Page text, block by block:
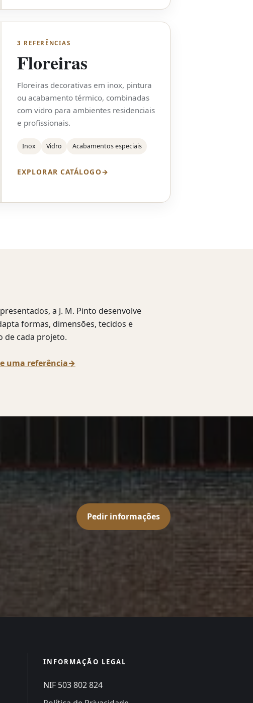
3 REFERÊNCIAS
Floreiras
Floreiras decorativas em inox, pintura
ou acabamento térmico, combinadas
com vidro para ambientes residenciais
e profissionais.
Inox Vidro Acabamentos especiais
EXPLORAR CATÁLOGO→
a J. M. Pinto desenvolve
formas, dimensões, tecidos e
de cada projeto.
uma referência→
Pedir informações
INFORMAÇÃO LEGAL
NIF 503 802 824